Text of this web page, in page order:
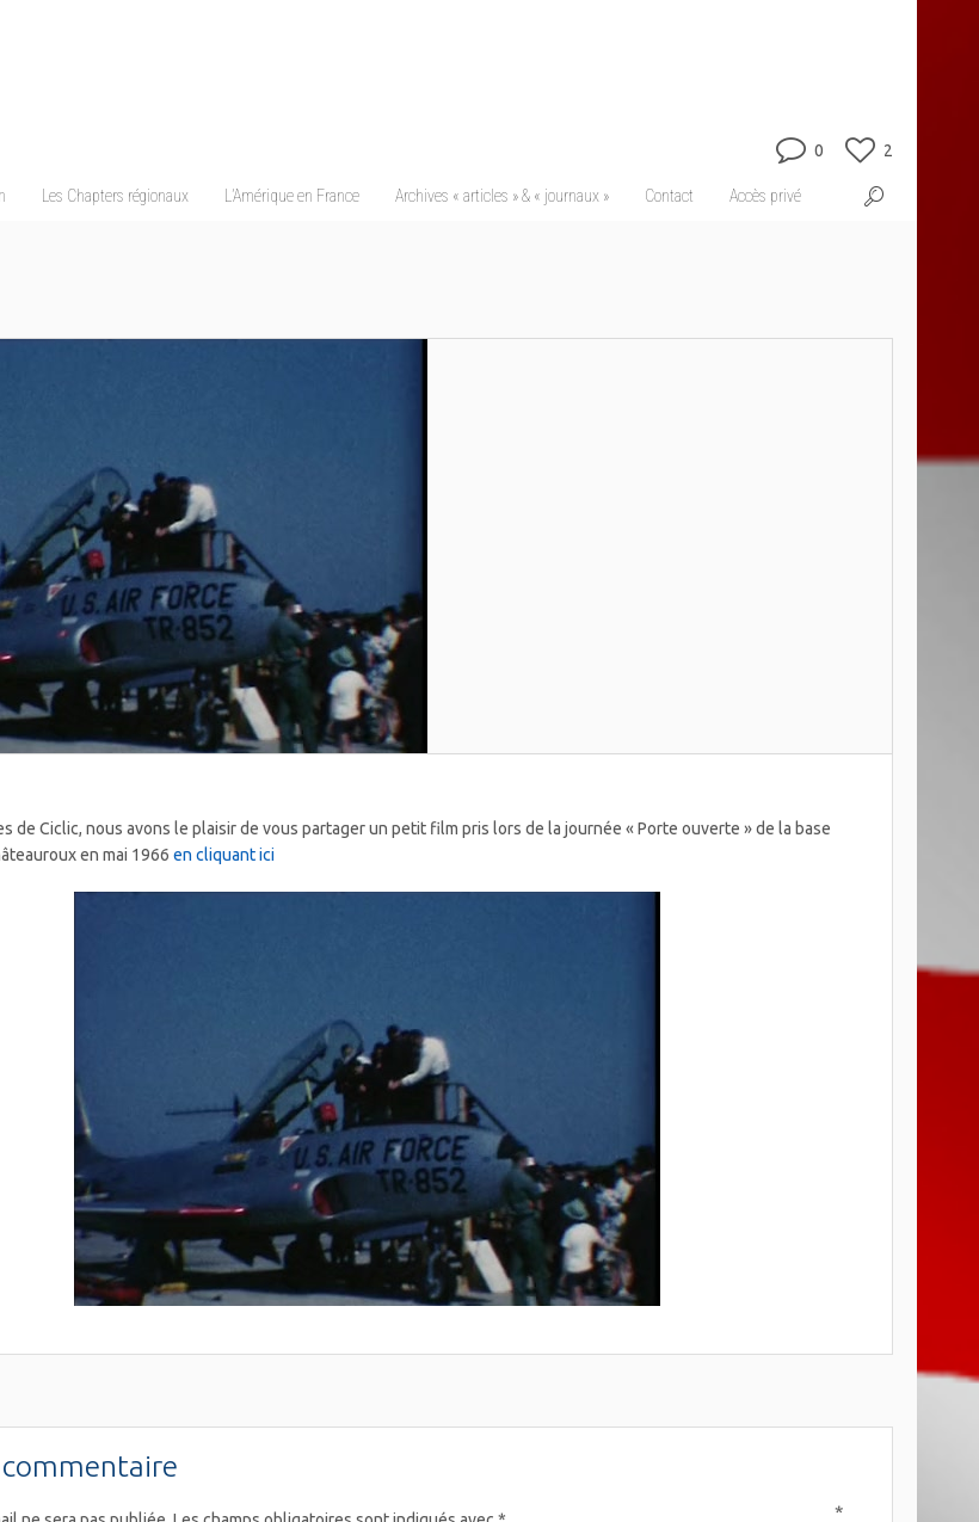
Les Chapters régionaux L’Amérique en France Archives « articles » & « journaux » Contact Accès privé
0 2
de Ciclic, nous avons le plaisir de vous partager un petit film pris lors de la journée « Porte ouverte » de la base
en mai 1966en cliquant ici
commentaire
*